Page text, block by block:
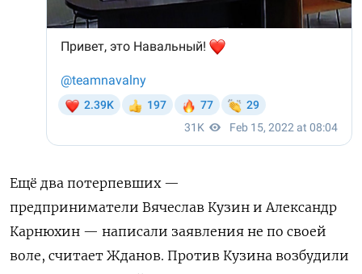
Ещё два потерпевших —
предприниматели Вячеслав Кузин и Александр
Карнюхин — написали заявления не по своей
воле, считает Жданов. Против Кузина возбудили